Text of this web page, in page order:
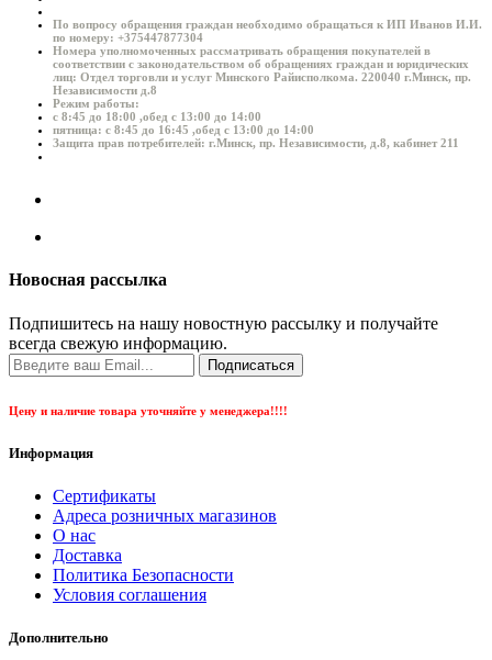
По вопросу обращения граждан необходимо обращаться к ИП Иванов И.И.
по номеру: +375447877304
Номера уполномоченных рассматривать обращения покупателей в
соответствии с законодательством об обращениях граждан и юридических
лиц: Отдел торговли и услуг Минского Райисполкома. 220040 г.Минск, пр.
Независимости д.8
Режим работы:
с 8:45 до 18:00 ,обед с 13:00 до 14:00
пятница: с 8:45 до 16:45 ,обед с 13:00 до 14:00
Защита прав потребителей: г.Минск, пр. Независимости, д.8, кабинет 211
Новосная рассылка
Подпишитесь на нашу новостную рассылку и получайте
всегда свежую информацию.
Подписаться
Цену и наличие товара уточняйте у менеджера!!!!
Информация
Сертификаты
Адреса розничных магазинов
О нас
Доставка
Политика Безопасности
Условия соглашения
Дополнительно